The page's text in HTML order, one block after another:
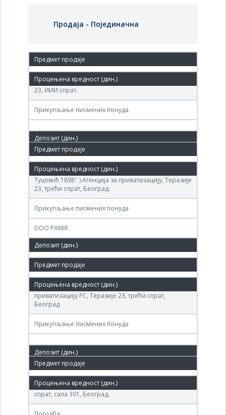
Продаја - Појединачна
27. апр.'15.
Агенција за приватизацију, Београд, Теразије бр.
23, ИИИ спрат.
Прикупљање писмених понуда
29. апр.'14.
( ДП ''Прва српска фабрика шећера Димитрије
Туцовић 1898'' ) Агенција за приватизацију, Теразије
23, трећи спрат, Београд.
Прикупљање писмених понуда
DOO PAMIR
3,102,000 РСД
11. дец.'12.
( ДИМИТРИЈЕ ТУЦОВИЋ - 1898 ) Агенције за
приватизацију РС, Теразије 23, трећи спрат,
Београд
Прикупљање писмених понуда
18. окт.'11.
Агенција за приватизацију РС, Теразија бр. 23, ИИИ
спрат, сала 301, Београд,